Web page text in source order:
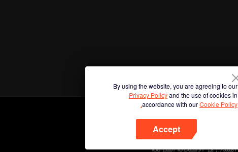
By using the website, you are agreeing to our
Privacy Policyand the use of cookies in
accordance with ourCookie Policy.
Accept
امسح رمز الاستجابة السريعة